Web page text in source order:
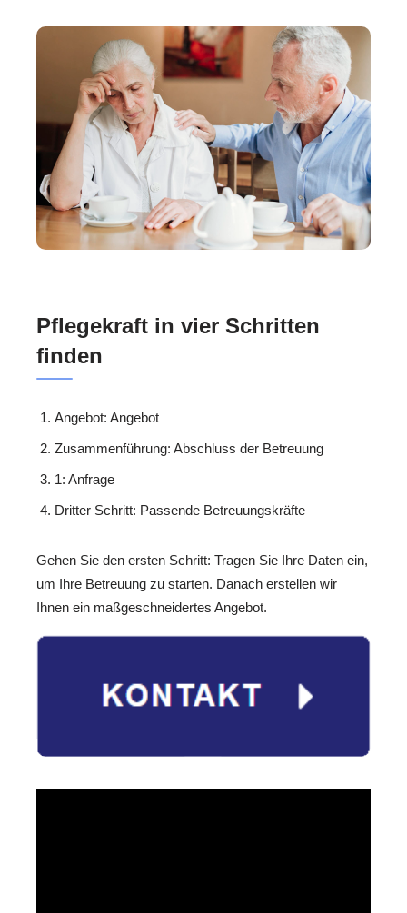
Pflegekraft in vier Schritten
finden
Angebot: Angebot
Zusammenführung: Abschluss der Betreuung
1: Anfrage
Dritter Schritt: Passende Betreuungskräfte
Gehen Sie den ersten Schritt: Tragen Sie Ihre Daten ein,
um Ihre Betreuung zu starten. Danach erstellen wir
Ihnen ein maßgeschneidertes Angebot.